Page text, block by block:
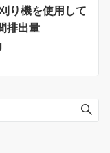
り機を使用して
排出量